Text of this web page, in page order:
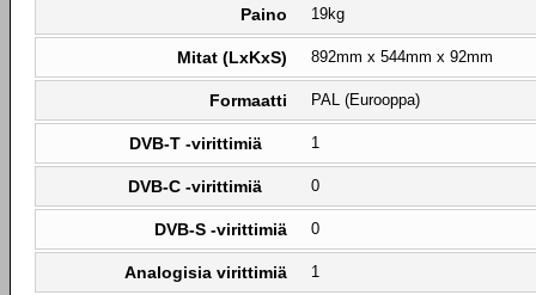
Paino 19kg
Mitat (LxKxS) 892mm x 544mm x 92mm
Formaatti PAL (Eurooppa)
DVB-T -virittimiä 1
DVB-C -virittimiä 0
DVB-S -virittimiä 0
Analogisia virittimiä 1